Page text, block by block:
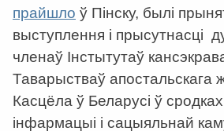
прайшло ў Пінску, былі
выступлення і прысутнасці
членаў Інстытутаў
Таварыстваў апостальскага
Касцёла ў Беларусі ў
інфармацыі і сацыяльнай